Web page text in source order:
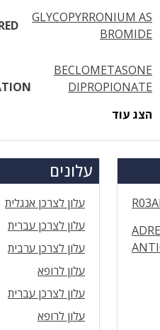
GLYCOPYRRONIUM AS
BROMIDE
BECLOMETASONE
DIPROPIONATE
הצג עוד
עלונים
עלון לצרכן אנגלית
עלון לצרכן עברית
עלון לצרכן ערבית
עלון לרופא
עלון לצרכן עברית
עלון לרופא